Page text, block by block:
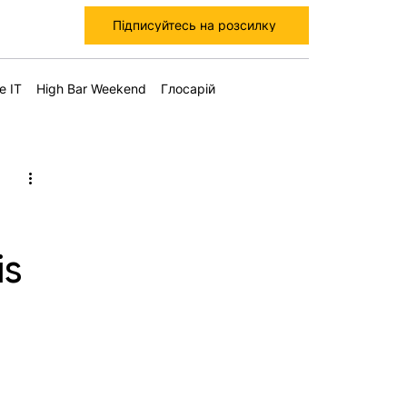
Підписуйтесь на розсилку
IT High Bar Weekend Глосарій